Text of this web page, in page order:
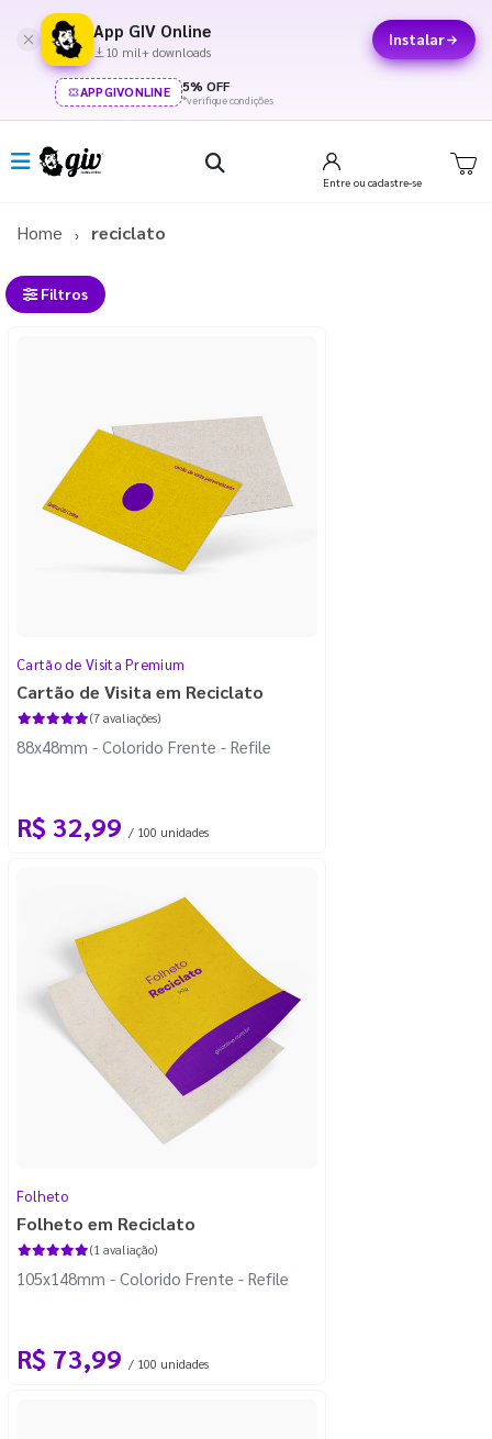
App GIV Online
10 mil+ downloads
Instalar
APPGIVONLINE 5% OFF
*verifique condições
Entre ou cadastre-se
Home reciclato
Filtros
Cartão de Visita Premium
Cartão de Visita em Reciclato
(7 avaliações)
88x48mm - Colorido Frente - Refile
R$ 32,99 / 100 unidades
Folheto
Folheto em Reciclato
(1 avaliação)
105x148mm - Colorido Frente - Refile
R$ 73,99 / 100 unidades